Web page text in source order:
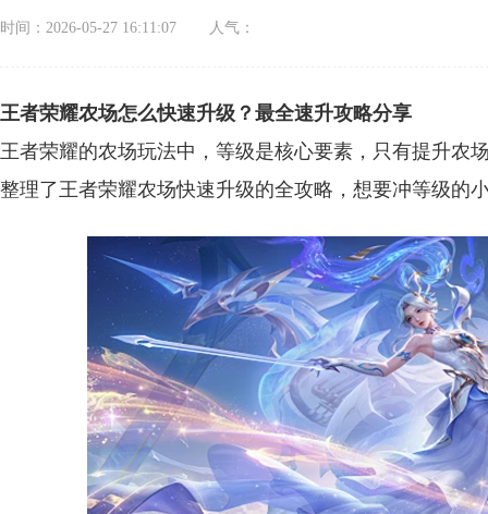
时间：2026-05-27 16:11:07 人气：
王者荣耀农场怎么快速升级？最全速升攻略分享
王者荣耀的农场玩法中，等级是核心要素，只有提升农
整理了王者荣耀农场快速升级的全攻略，想要冲等级的